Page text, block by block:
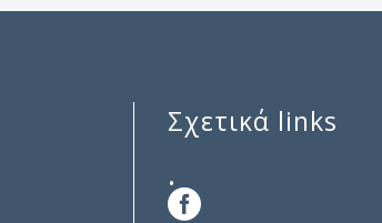
Σχετικά links
.